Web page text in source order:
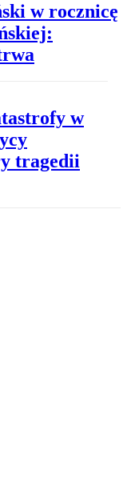
w rocznicę
w
tragedii